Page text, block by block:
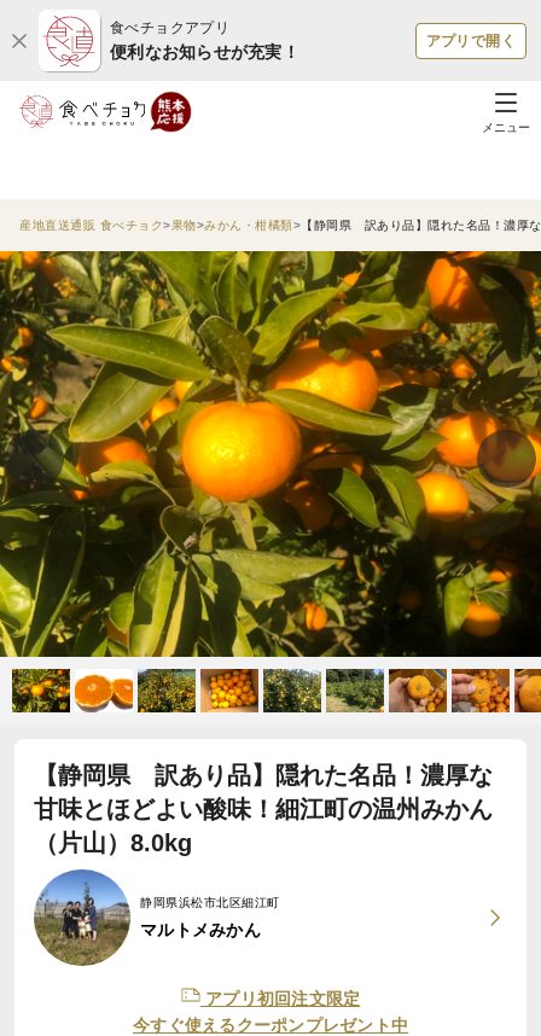
食べチョクアプリ
便利なお知らせが充実！
アプリで開く
メニュー
産地直送通販 食べチョク 果物 みかん・柑橘類 【静岡県 訳あり品】隠れた名品！濃厚
【静岡県 訳あり品】隠れた名品！濃厚な
甘味とほどよい酸味！細江町の温州みかん
（片山）8.0kg
静岡県浜松市北区細江町
マルトメみかん
アプリ初回注文限定
今すぐ使えるクーポンプレゼント中